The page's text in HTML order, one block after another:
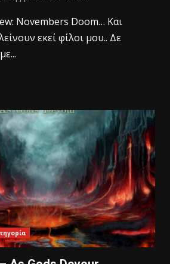
Novembers Doom… Και
εκεί φίλοι μου.. Δε